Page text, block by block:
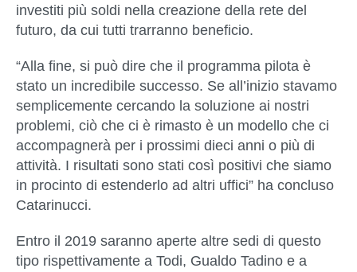
investiti più soldi nella creazione della rete del
futuro, da cui tutti trarranno beneficio.
“Alla fine, si può dire che il programma pilota è
stato un incredibile successo. Se all’inizio stavamo
semplicemente cercando la soluzione ai nostri
problemi, ciò che ci è rimasto è un modello che ci
accompagnerà per i prossimi dieci anni o più di
attività. I risultati sono stati così positivi che siamo
in procinto di estenderlo ad altri uffici” ha concluso
Catarinucci.
Entro il 2019 saranno aperte altre sedi di questo
tipo rispettivamente a Todi, Gualdo Tadino e a